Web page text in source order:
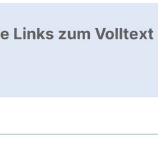
Links zum Volltext
Link, öffnet neues